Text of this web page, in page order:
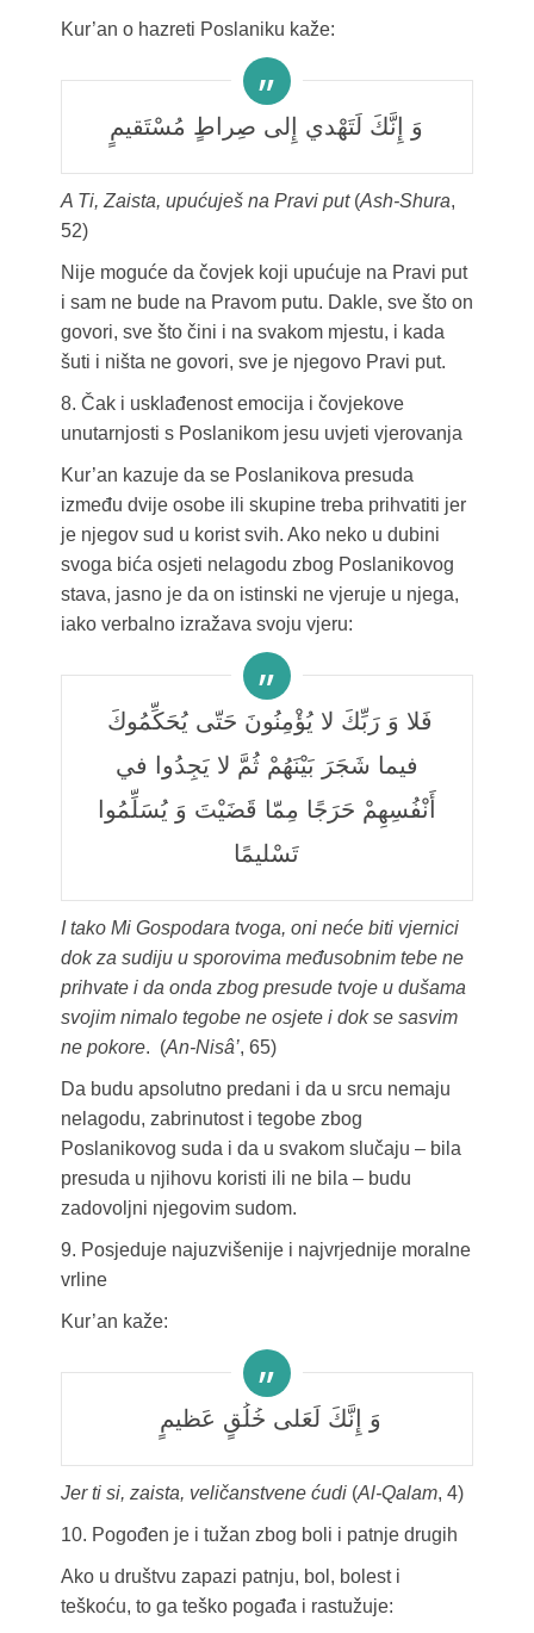
Kur’an o hazreti Poslaniku kaže:
وَ إِنَّكَ لَتَهْدي إِلى صِراطٍ مُسْتَقيمٍ
A Ti, Zaista, upućuješ na Pravi put(Ash-Shura,
52)
Nije moguće da čovjek koji upućuje na Pravi put
i sam ne bude na Pravom putu. Dakle, sve što on
govori, sve što čini i na svakom mjestu, i kada
šuti i ništa ne govori, sve je njegovo Pravi put.
8. Čak i usklađenost emocija i čovjekove
unutarnjosti s Poslanikom jesu uvjeti vjerovanja
Kur’an kazuje da se Poslanikova presuda
između dvije osobe ili skupine treba prihvatiti jer
je njegov sud u korist svih. Ako neko u dubini
svoga bića osjeti nelagodu zbog Poslanikovog
stava, jasno je da on istinski ne vjeruje u njega,
iako verbalno izražava svoju vjeru:
فيما شَجَرَ بَيْنَهُمْ ثُمَّ لا يَجِدُوا في
أَنْفُسِهِمْ حَرَجًا مِمّا قَضَيْتَ وَ يُسَلِّمُوا
تَسْليمًا
I tako Mi Gospodara tvoga, oni neće biti vjernici
dok za sudiju u sporovima međusobnim tebe ne
prihvate i da onda zbog presude tvoje u dušama
svojim nimalo tegobe ne osjete i dok se sasvim
ne pokore. (An-Nisâ’, 65)
Da budu apsolutno predani i da u srcu nemaju
nelagodu, zabrinutost i tegobe zbog
Poslanikovog suda i da u svakom slučaju – bila
presuda u njihovu koristi ili ne bila – budu
zadovoljni njegovim sudom.
9. Posjeduje najuzvišenije i najvrjednije moralne
vrline
Kur’an kaže:
وَ إِنَّكَ لَعَلى خُلُقٍ عَظيمٍ
Jer ti si, zaista, veličanstvene ćudi(Al-Qalam, 4)
10. Pogođen je i tužan zbog boli i patnje drugih
Ako u društvu zapazi patnju, bol, bolest i
teškoću, to ga teško pogađa i rastužuje: